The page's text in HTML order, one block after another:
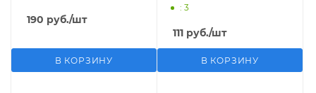
190 руб./шт
В КОРЗИНУ
: 3
111 руб./шт
В КОРЗИНУ